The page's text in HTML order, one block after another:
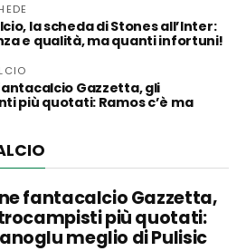
la scheda di Stones all’Inter:
e qualità, ma quanti infortuni!
Gazzetta, gli
più quotati: Ramos c’è ma
fantacalcio Gazzetta,
più quotati:
meglio di Pulisic